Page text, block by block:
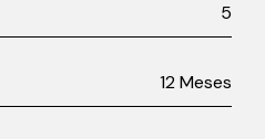
5
12 Meses